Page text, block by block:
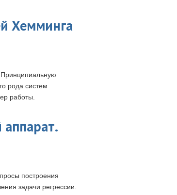
Хемминга
рода систем
работы.
построения
задачи регрессии.